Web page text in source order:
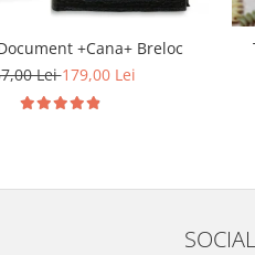
+Cana+ Breloc
Lei179,00 Lei
SOCIAL